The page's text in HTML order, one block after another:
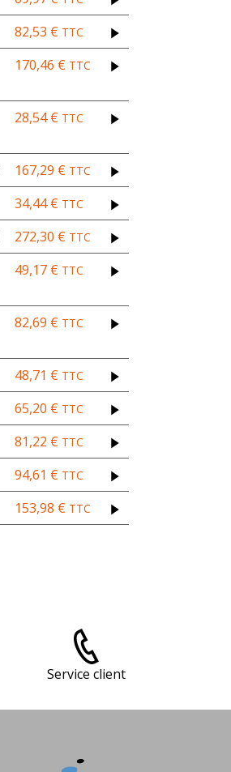
82,53 € TTC
170,46 € TTC
28,54€ TTC
167,29 € TTC
34,44€ TTC
272,30 € TTC
49,17 € TTC
82,69 € TTC
48,71 € TTC
65,20 € TTC
81,22 € TTC
94,61 € TTC
153,98 € TTC
Service client